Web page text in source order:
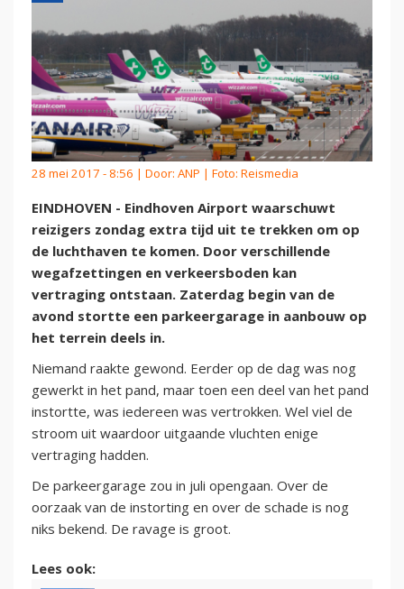
28 mei 2017 - 8:56 | Door: ANP | Foto: Reismedia
EINDHOVEN - Eindhoven Airport waarschuwt
reizigers zondag extra tijd uit te trekken om op
de luchthaven te komen. Door verschillende
wegafzettingen en verkeersboden kan
vertraging ontstaan. Zaterdag begin van de
avond stortte een parkeergarage in aanbouw op
het terrein deels in.
Niemand raakte gewond. Eerder op de dag was nog
gewerkt in het pand, maar toen een deel van het pand
instortte, was iedereen was vertrokken. Wel viel de
stroom uit waardoor uitgaande vluchten enige
vertraging hadden.
De parkeergarage zou in juli opengaan. Over de
oorzaak van de instorting en over de schade is nog
niks bekend. De ravage is groot.
Lees ook: